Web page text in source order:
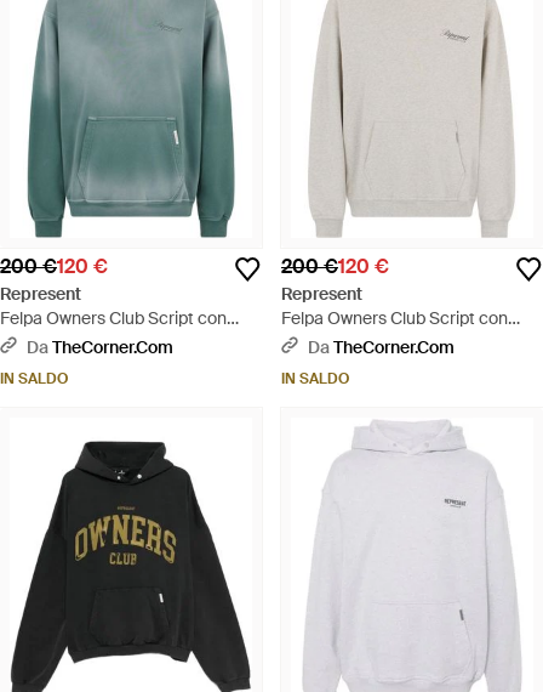
200 €120 €
Represent
Felpa Owners Club Script con
cappuccio - Verde
DaTheCorner.com
IN SALDO
200 €120 €
Represent
Felpa Owners Club Script con
cappuccio - Grigio
DaTheCorner.com
IN SALDO